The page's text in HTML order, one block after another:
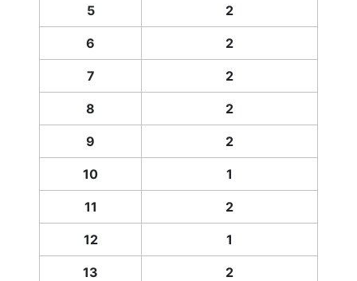
5 2
6 2
7 2
8 2
9 2
10 1
11 2
12 1
13 2